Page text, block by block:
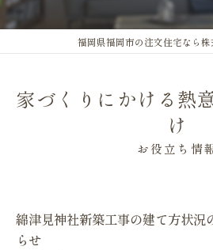
福岡県福岡市の注文住宅なら
家づくりにかける熱
け
お役立ち情
綿津見神社新築工事の建て方状況
らせ